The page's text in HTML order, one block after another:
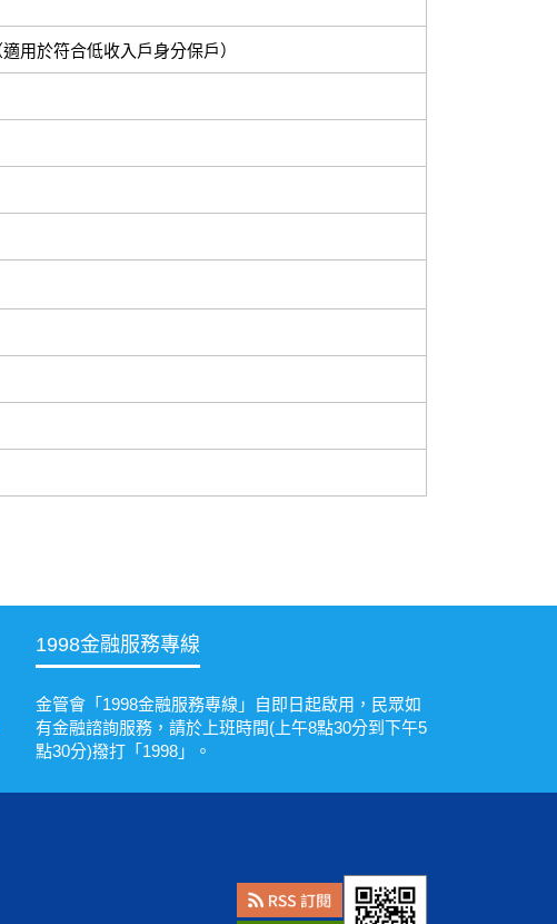
適用於符合低收入戶身分保戶）
1998金融服務專線
金管會「1998金融服務專線」自即日起啟用，民眾如
有金融諮詢服務，請於上班時間(上午8點30分到下午5
點30分)撥打「1998」。